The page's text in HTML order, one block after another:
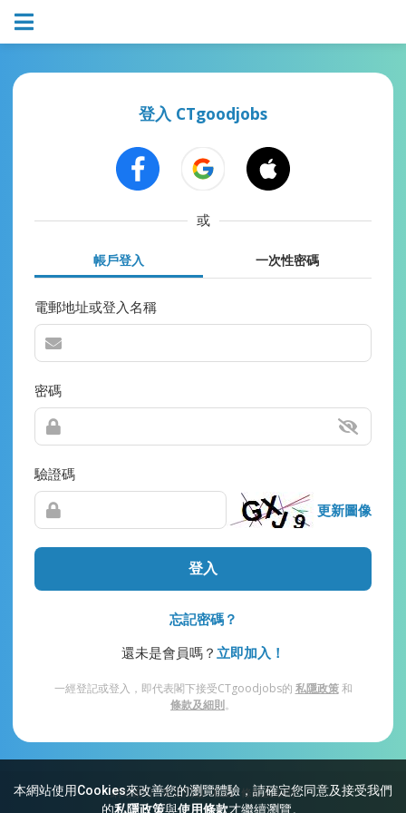
本網站使用Cookies來改善您的瀏覽體驗，請確定您同意及接受我們
的私隱政策與使用條款才繼續瀏覽。
登入 CTgoodjobs
或
帳戶登入 一次性密碼
電郵地址或登入名稱
密碼
驗證碼
更新圖像
登入
忘記密碼？
還未是會員嗎？ 立即加入！
一經登記或登入，即代表閣下接受CTgoodjobs的 私隱政策和
條款及細則。
網站索引 常見問題 私隱 條款及細則